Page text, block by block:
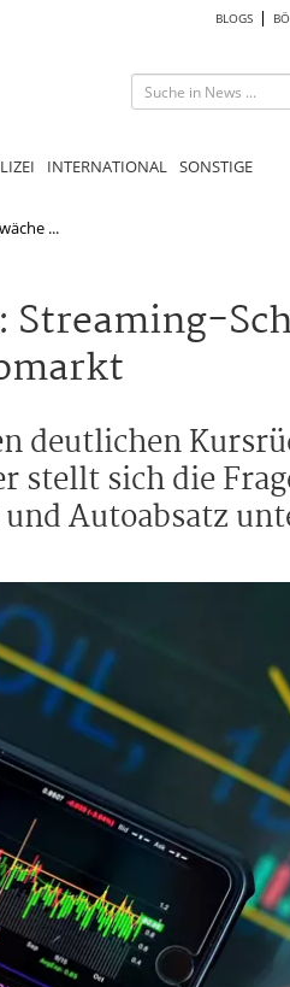
BLOGS
INTERNATIONAL SONSTIGE
...
Streaming-
deutlichen
stellt sich die
Autoabsatz